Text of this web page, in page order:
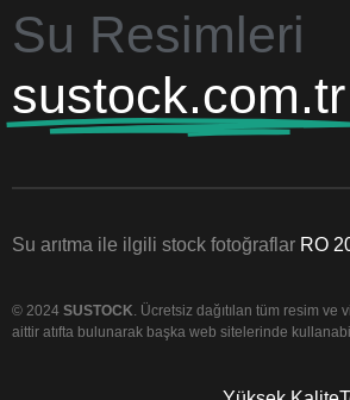
Su Resimleri
sustock.com.tr
Su arıtma ile ilgili stock fotoğraflar RO
© 2024 SUSTOCK. Ücretsiz dağıtılan tüm resim ve
aittir atıfta bulunarak başka web sitelerinde